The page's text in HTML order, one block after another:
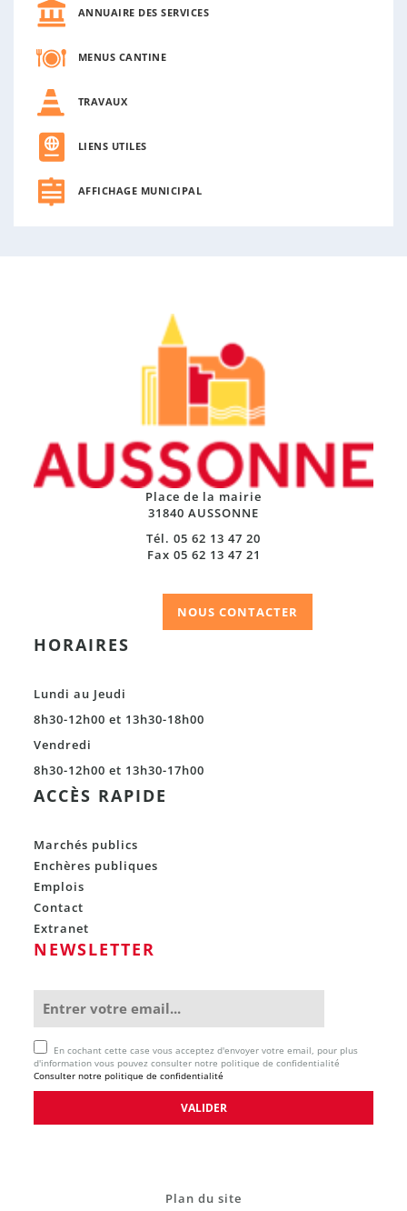
ANNUAIRE DES SERVICES
MENUS CANTINE
TRAVAUX
LIENS UTILES
AFFICHAGE MUNICIPAL
Place de la mairie
31840 AUSSONNE
Tél. 05 62 13 47 20
Fax 05 62 13 47 21
NOUS CONTACTER
HORAIRES
Lundi au Jeudi
8h30-12h00 et 13h30-18h00
Vendredi
8h30-12h00 et 13h30-17h00
ACCÈS RAPIDE
Marchés publics
Enchères publiques
Emplois
Contact
Extranet
NEWSLETTER
En cochant cette case vous acceptez d'envoyer votre email, pour plus
d'information vous pouvez consulter notre politique de confidentialité
Consulter notre politique de confidentialité
Plan du site